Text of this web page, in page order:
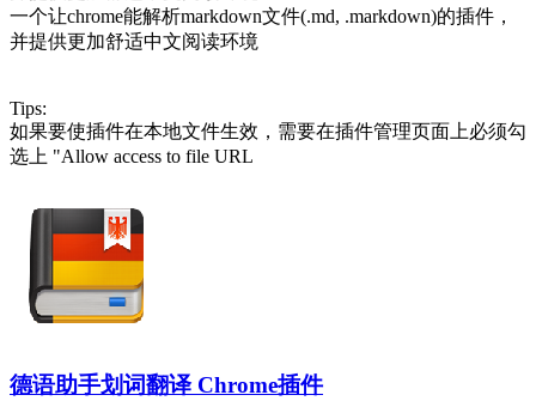
一个让chrome能解析markdown文件(.md, .markdown)的插件，
并提供更加舒适中文阅读环境
Tips:
如果要使插件在本地文件生效，需要在插件管理页面上必须勾
选上 "Allow access to file URL
德语助手划词翻译 Chrome插件